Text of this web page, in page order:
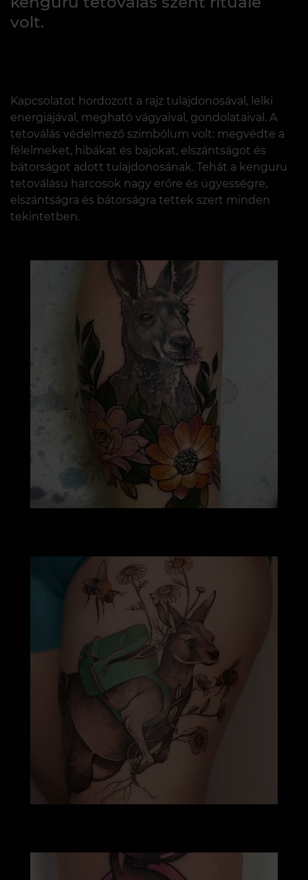
volt.
Kapcsolatot hordozott a rajz tulajdonosával, lelki
energiájával, megható vágyaival, gondolataival. A
tetoválás védelmező szimbólum volt: megvédte a
félelmeket, hibákat és bajokat, elszántságot és
bátorságot adott tulajdonosának. Tehát a kenguru
tetoválású harcosok nagy erőre és ügyességre,
elszántságra és bátorságra tettek szert minden
tekintetben.